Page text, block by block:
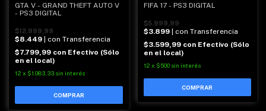
GTA V - GRAND THEFT AUTO V
- PS3 DIGITAL
$12.999,99
$8.449 | con Transferencia
$7.799,99 con Efectivo (Sólo
en el local)
12 x $1.083,33 sin interés
FIFA 17 - PS3 DIGITAL
$5.999,99
$3.899 | con Transferencia
$3.599,99 con Efectivo (Sólo
en el local)
12 x $500 sin interés